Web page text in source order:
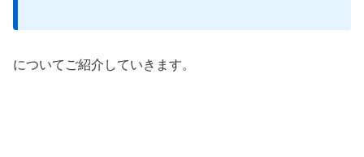
についてご紹介していきます。